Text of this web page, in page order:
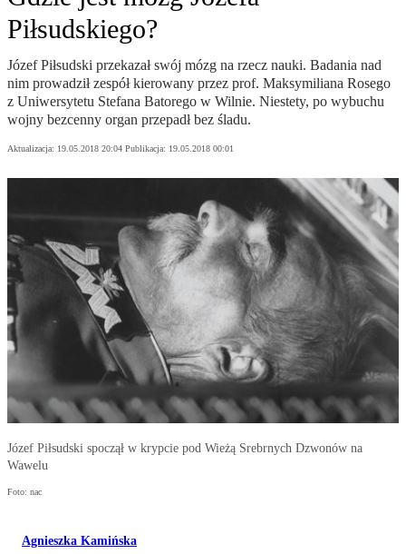
Piłsudskiego?
Józef Piłsudski przekazał swój mózg na rzecz nauki. Badania nad
nim prowadził zespół kierowany przez prof. Maksymiliana Rosego
z Uniwersytetu Stefana Batorego w Wilnie. Niestety, po wybuchu
wojny bezcenny organ przepadł bez śladu.
Aktualizacja: 19.05.2018 20:04 Publikacja: 19.05.2018 00:01
Józef Piłsudski spoczął w krypcie pod Wieżą Srebrnych Dzwonów na
Wawelu
Foto: nac
Agnieszka Kamińska